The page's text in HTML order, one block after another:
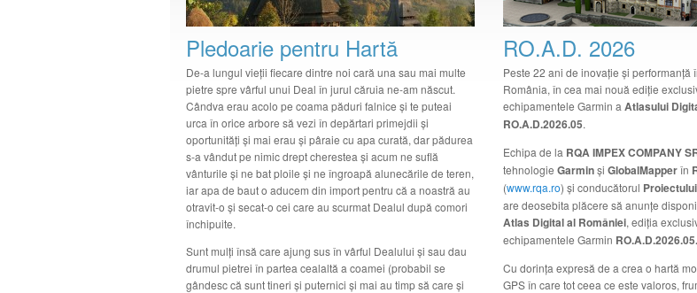
Pledoarie pentru Hartă
De-a lungul vieţii fiecare dintre noi cară una sau mai multe
pietre spre vârful unui Deal în jurul căruia ne-am născut.
Cândva erau acolo pe coama păduri falnice şi te puteai
urca în orice arbore să vezi în depărtari primejdii şi
oportunităţi şi mai erau şi pâraie cu apa curată, dar pădurea
s-a vândut pe nimic drept cherestea şi acum ne suflă
vânturile şi ne bat ploile şi ne îngroapă alunecările de teren,
iar apa de baut o aducem din import pentru că a noastră au
otravit-o şi secat-o cei care au scurmat Dealul după comori
închipuite.
Sunt mulţi însă care ajung sus în vârful Dealului şi sau dau
drumul pietrei în partea cealaltă a coamei (probabil se
gândesc că sunt tineri şi puternici şi mai au timp să care şi
RO.A.D. 2026
Peste 22 ani de inovaţie şi performanţă
România, în cea mai nouă ediţie
echipamentele Garmin a Atlasului
RO.A.D.2026.05.
Echipa de la RQA IMPEX COMPANY
tehnologie Garminşi GlobalMapperîn
(www.rqa.ro) şi conducătorul
are deosebita plăcere să anunţe
Atlas Digital al României, ediţia
echipamentele Garmin RO.A.D.2026.05.
Cu dorinţa expresă de a crea o hartă
GPS în care tot ceea ce este valoros,